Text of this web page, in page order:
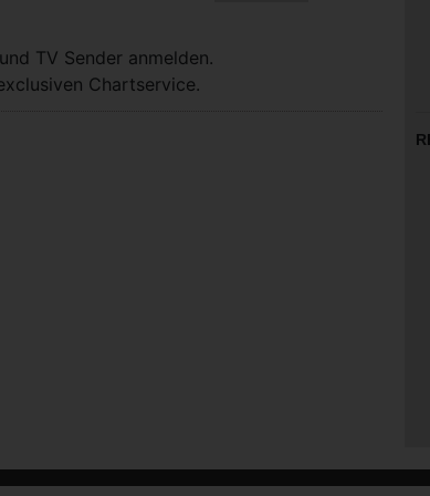
TV Sender anmelden.
Chartservice.